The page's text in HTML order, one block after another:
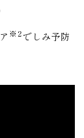
※2でしみ予防